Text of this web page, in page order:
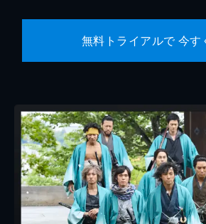
無料トライアルで 今す